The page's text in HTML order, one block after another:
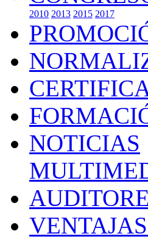
2010 2013 2015 2017
NOTICIAS